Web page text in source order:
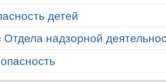
детей
Отдела надзорной